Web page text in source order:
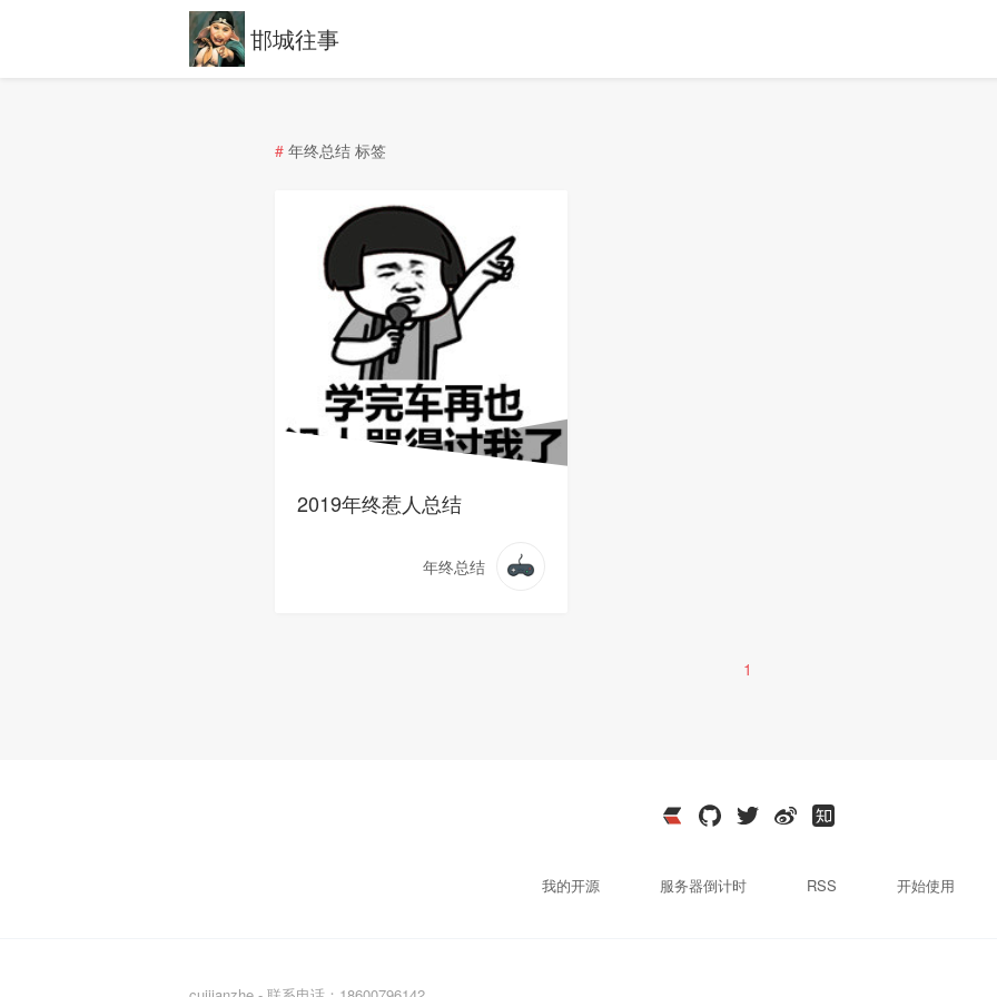
邯城往事
# 年终总结 标签
2019年终惹人总结
年终总结
1
我的开源 服务器倒计时 RSS 开始使用